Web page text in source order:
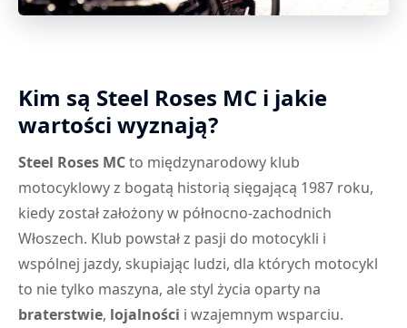
Kim są Steel Roses MC i jakie
wartości wyznają?
Steel Roses MCto międzynarodowy klub
motocyklowy z bogatą historią sięgającą 1987 roku,
kiedy został założony w północno-zachodnich
Włoszech. Klub powstał z pasji do motocykli i
wspólnej jazdy, skupiając ludzi, dla których motocykl
to nie tylko maszyna, ale styl życia oparty na
braterstwie, lojalności i wzajemnym wsparciu.